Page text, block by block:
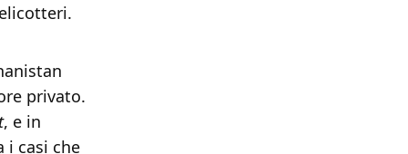
privato.
, e in
i casi che